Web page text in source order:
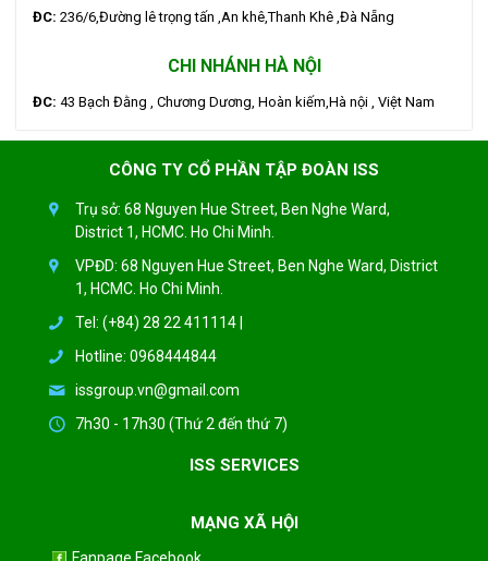
ĐC: 236/6,Đường lê trọng tấn ,An khê,Thanh Khê ,Đà Nẵng
CHI NHÁNH HÀ NỘI
ĐC: 43 Bạch Đằng , Chương Dương, Hoàn kiếm,Hà nội , Việt Nam
CÔNG TY CỔ PHẦN TẬP ĐOÀN ISS
Trụ sở: 68 Nguyen Hue Street, Ben Nghe Ward,
District 1, HCMC. Ho Chi Minh.
VPĐD: 68 Nguyen Hue Street, Ben Nghe Ward, District
1, HCMC. Ho Chi Minh.
Tel: (+84) 28 22 411114 |
Hotline: 0968444844
issgroup.vn@gmail.com
7h30 - 17h30 (Thứ 2 đến thứ 7)
ISS SERVICES
MẠNG XÃ HỘI
Fanpage Facebook